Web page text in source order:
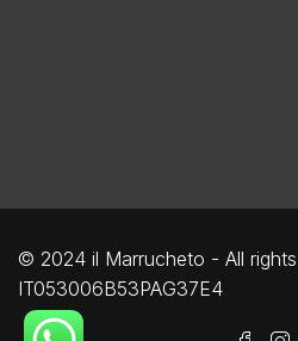
© 2024 il Marrucheto - All
IT053006B53PAG37E4